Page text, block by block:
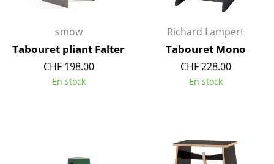
Chambre à coucher
Chambre enfant
Entrée & Couloir
Jardin & Balcon
smow
Tabouret pliant Falter
CHF 198.00
En stock
Richard Lampert
Tabouret Mono
CHF 228.00
En stock